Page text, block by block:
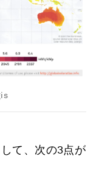
て、次の3点が